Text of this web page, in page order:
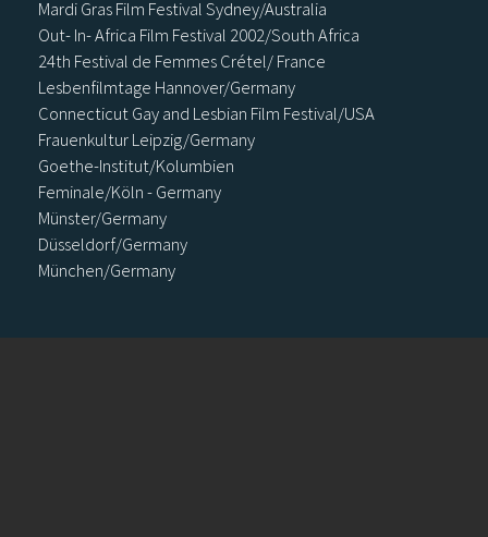
Mardi Gras Film Festival Sydney/Australia
Out- In- Africa Film Festival 2002/South Africa
24th Festival de Femmes Crétel/ France
Lesbenfilmtage Hannover/Germany
Connecticut Gay and Lesbian Film Festival/USA
Frauenkultur Leipzig/Germany
Goethe-Institut/Kolumbien
Feminale/Köln - Germany
Münster/Germany
Düsseldorf/Germany
München/Germany